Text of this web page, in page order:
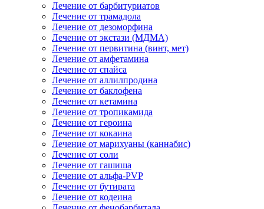
Лечение от барбитуриатов
Лечение от трамадола
Лечение от дезоморфина
Лечение от экстази (МДМА)
Лечение от первитина (винт, мет)
Лечение от амфетамина
Лечение от спайса
Лечение от аллилпродина
Лечение от баклофена
Лечение от кетамина
Лечение от тропикамида
Лечение от героина
Лечение от кокаина
Лечение от марихуаны (каннабис)
Лечение от соли
Лечение от гашиша
Лечение от альфа-PVP
Лечение от бутирата
Лечение от кодеина